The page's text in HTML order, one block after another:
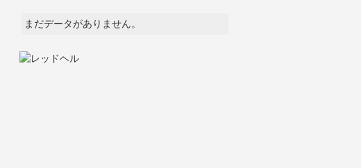
まだデータがありません。